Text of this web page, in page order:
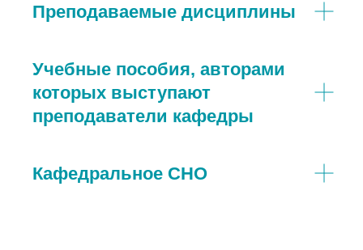
Преподаваемые дисциплины
Учебные пособия, авторами
которых выступают
преподаватели кафедры
Кафедральное СНО